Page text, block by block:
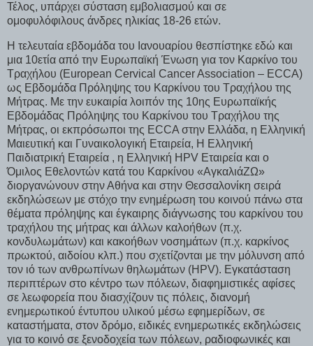
Τέλος, υπάρχει σύσταση εμβολιασμού και σε
ομοφυλόφιλους άνδρες ηλικίας 18-26 ετών.
Η τελευταία εβδομάδα του Ιανουαρίου θεσπίστηκε εδώ και
μια 10ετία από την Ευρωπαϊκή Ένωση για τον Καρκίνο του
Τραχήλου (European Cervical Cancer Association – ECCA)
ως Εβδομάδα Πρόληψης του Καρκίνου του Τραχήλου της
Μήτρας. Με την ευκαιρία λοιπόν της 10ης Ευρωπαϊκής
Εβδομάδας Πρόληψης του Καρκίνου του Τραχήλου της
Μήτρας, οι εκπρόσωποι της ECCA στην Ελλάδα, η Ελληνική
Μαιευτική και Γυναικολογική Εταιρεία, Η Ελληνική
Παιδιατρική Εταιρεία , η Ελληνική HPV Εταιρεία και ο
Όμιλος Εθελοντών κατά του Καρκίνου «ΑγκαλιάΖΩ»
διοργανώνουν στην Αθήνα και στην Θεσσαλονίκη σειρά
εκδηλώσεων με στόχο την ενημέρωση του κοινού πάνω στα
θέματα πρόληψης και έγκαιρης διάγνωσης του καρκίνου του
τραχήλου της μήτρας και άλλων καλοήθων (π.χ.
κονδυλωμάτων) και κακοήθων νοσημάτων (π.χ. καρκίνος
πρωκτού, αιδοίου κλπ.) που σχετίζονται με την μόλυνση από
τον ιό των ανθρωπίνων θηλωμάτων (HPV). Εγκατάσταση
περιπτέρων στο κέντρο των πόλεων, διαφημιστικές αφίσες
σε λεωφορεία που διασχίζουν τις πόλεις, διανομή
ενημερωτικού έντυπου υλικού μέσω εφημερίδων, σε
καταστήματα, στον δρόμο, ειδικές ενημερωτικές εκδηλώσεις
για το κοινό σε ξενοδοχεία των πόλεων, ραδιοφωνικές και